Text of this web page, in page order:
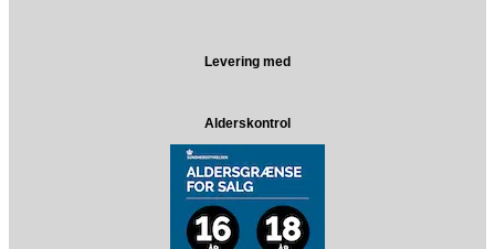
Levering med
Alderskontrol